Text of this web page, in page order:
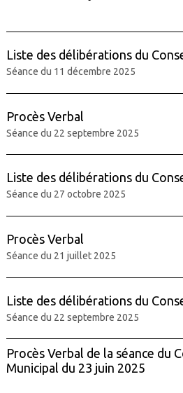
Liste des délibérations du
Séance du 11 décembre 2025
Procès Verbal
Séance du 22 septembre 2025
Liste des délibérations du
Séance du 27 octobre 2025
Procès Verbal
Séance du 21 juillet 2025
Liste des délibérations du
Séance du 22 septembre 2025
Procès Verbal de la séance du
Municipal du 23 juin 2025